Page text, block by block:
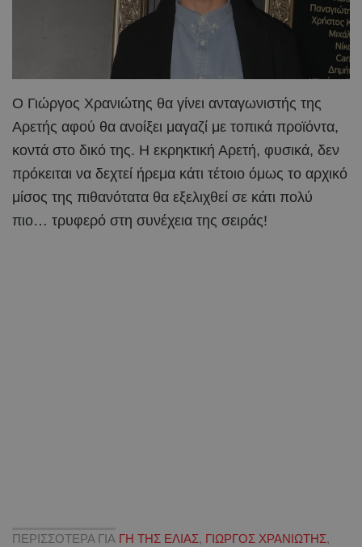
Ο Γιώργος Χρανιώτης θα γίνει ανταγωνιστής της
Αρετής αφού θα ανοίξει μαγαζί με τοπικά προϊόντα,
κοντά στο δικό της. Η εκρηκτική Αρετή, φυσικά, δεν
πρόκειται να δεχτεί ήρεμα κάτι τέτοιο όμως το αρχικό
μίσος της πιθανότατα θα εξελιχθεί σε κάτι πολύ
πιο… τρυφερό στη συνέχεια της σειράς!
ΠΕΡΙΣΣΟΤΕΡΑ ΓΙΑ ΓΗ ΤΗΣ ΕΛΙΑΣ, ΓΙΩΡΓΟΣ ΧΡΑΝΙΩΤΗΣ,